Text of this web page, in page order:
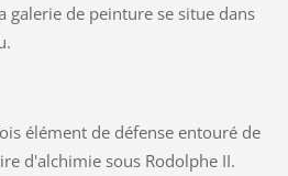
galerie de peinture se situe dans
élément de défense entouré de
d'alchimie sous Rodolphe II.